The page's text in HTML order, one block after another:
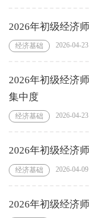
2026年初级经济
经济基础 2026-04-23
2026年初级经济
集中度
经济基础 2026-04-23
2026年初级经济
经济基础 2026-04-09
2026年初级经济